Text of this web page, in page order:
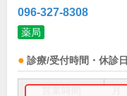
096-327-8308
薬局
診療/受付時間・休診日